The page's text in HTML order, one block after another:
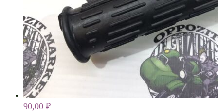
90,00 ₽